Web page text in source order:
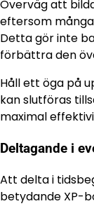
Överväg att
eftersom
Detta gör inte
förbättra den
Håll ett öga på
kan slutföras
maximal
Deltagande i
Att delta i
betydande XP-